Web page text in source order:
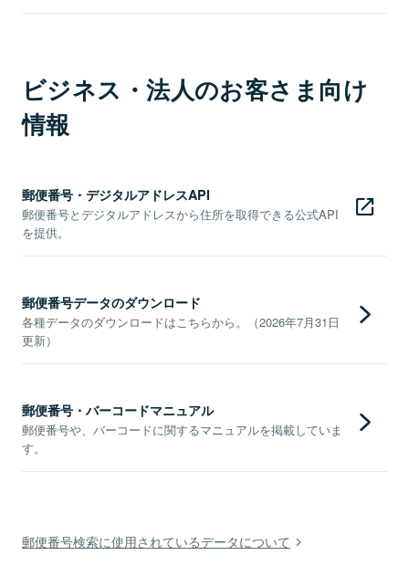
ビジネス・法人のお客さま向け
情報
郵便番号・デジタルアドレスAPI
郵便番号とデジタルアドレスから住所を取得できる公式API
を提供。
郵便番号データのダウンロード
各種データのダウンロードはこちらから。（2026年7月31日
更新）
郵便番号・バーコードマニュアル
郵便番号や、バーコードに関するマニュアルを掲載していま
す。
郵便番号検索に使用されているデータについて